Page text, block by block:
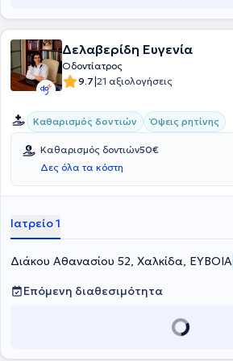
Δελαβερίδη Ευγενία
Οδοντίατρος
9.7|21 αξιολογήσεις
Καθαρισμός δοντιών Όψεις ρητίνης
Καθαρισμός δοντιών50€
Δες όλα τα κόστη
Ιατρείο 1
Διάκου Αθανασίου 52, Χαλκίδα, ΕΥΒΟΙΑ
Επόμενη διαθεσιμότητα